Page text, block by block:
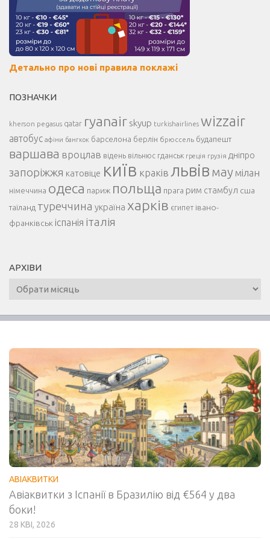
Детально про нові правила поклажі
ПОЗНАЧКИ
kherson pegasus qatar ryanair skyup turkishairlines wizzair
автобус афіни бангкок барселона берлін брюссель будапешт
варшава вроцлав відень вільнюс гданськ греція грузія дніпро
запоріжжя катовіце київ краків львів мау мілан
німеччина одеса париж польща прага рим стамбул сша
таїланд туреччина україна харків єгипет івано-
франківськ іспанія італія
АРХІВИ
Архіви
АВІАКВИТКИ
Авіаквитки з Іспанії в Бразилію від €564 у два
боки!
28 КВІ, 2026